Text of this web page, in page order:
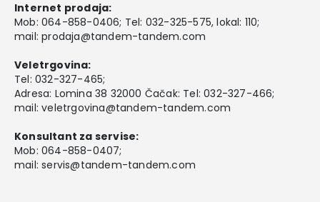
Internet prodaja:
Mob: 064-858-0406; Tel: 032-325-575, lokal: 110;
mail:prodaja@tandem-tandem.com
Veletrgovina:
Tel: 032-327-465;
Adresa: Lomina 38 32000 Čačak: Tel: 032-327-466;
mail:veletrgovina@tandem-tandem.com
Konsultant za servise:
Mob: 064-858-0407;
mail:servis@tandem-tandem.com